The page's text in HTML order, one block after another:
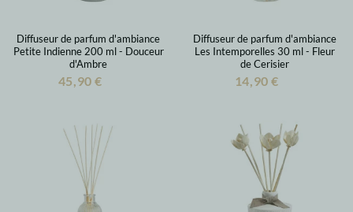
Diffuseur de parfum d'ambiance
Petite Indienne 200 ml - Douceur
d'Ambre
45,90 €
Diffuseur de parfum d'ambiance
Les Intemporelles 30 ml - Fleur
de Cerisier
14,90 €